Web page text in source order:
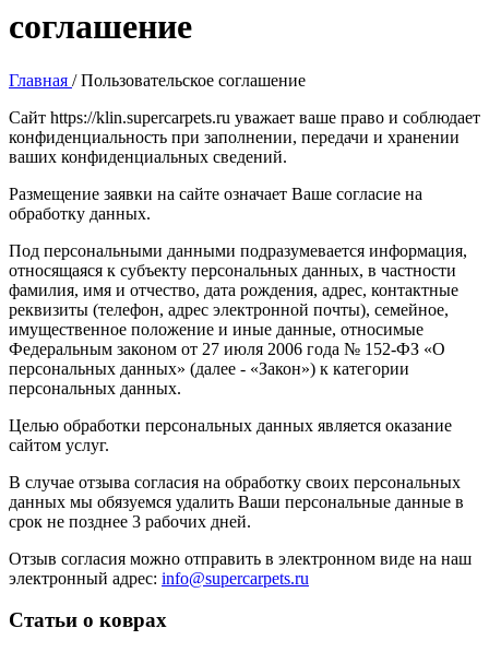
соглашение
Главная / Пользовательское соглашение
Сайт https://klin.supercarpets.ru уважает ваше право и соблюдает
конфиденциальность при заполнении, передачи и хранении
ваших конфиденциальных сведений.
Размещение заявки на сайте означает Ваше согласие на
обработку данных.
Под персональными данными подразумевается информация,
относящаяся к субъекту персональных данных, в частности
фамилия, имя и отчество, дата рождения, адрес, контактные
реквизиты (телефон, адрес электронной почты), семейное,
имущественное положение и иные данные, относимые
Федеральным законом от 27 июля 2006 года № 152-ФЗ «О
персональных данных» (далее - «Закон») к категории
персональных данных.
Целью обработки персональных данных является оказание
сайтом услуг.
В случае отзыва согласия на обработку своих персональных
данных мы обязуемся удалить Ваши персональные данные в
срок не позднее 3 рабочих дней.
Отзыв согласия можно отправить в электронном виде на наш
электронный адрес: info@supercarpets.ru
Статьи о коврах